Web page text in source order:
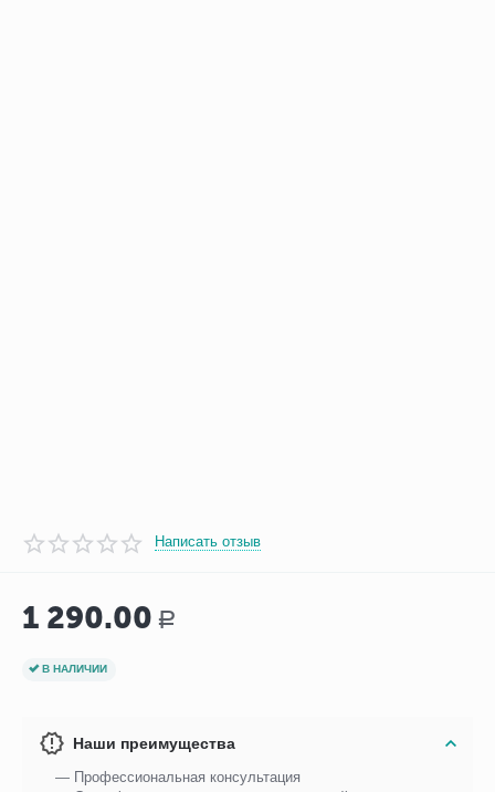
Написать отзыв
1 290.00 Р
В НАЛИЧИИ
Наши преимущества
— Профессиональная консультация